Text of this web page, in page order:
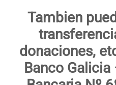
Tambien
donaciones,
Banco